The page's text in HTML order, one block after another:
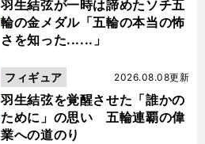
羽生結弦が一時は諦めたソチ五
輪の金メダル「五輪の本当の怖
さを知った......」
羽生結弦を覚醒させた「誰かの
ために」の思い 五輪連覇の偉
業への道のり
2026.08.08更新
フィギュア